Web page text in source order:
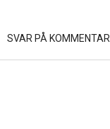
SVAR PÅ KOMMENTAR